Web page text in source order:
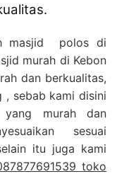
masjid polos di
murah di Kebon
dan berkualitas,
, sebab kami disini
murah dan
sesuai
itu juga kami
toko